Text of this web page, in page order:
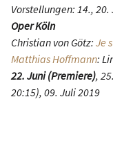
Vorstellungen: 14.,
Oper Köln
Christian von Götz: Je
Matthias Hoffmann:
22. Juni (Premiere),
20:15), 09. Juli 2019